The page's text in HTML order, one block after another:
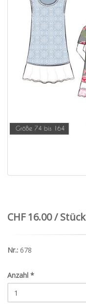
CHF 16.00 / Stück
Nr.: 678
Anzahl *